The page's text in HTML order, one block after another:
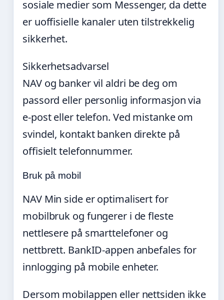
sosiale medier som Messenger, da dette
er uoffisielle kanaler uten tilstrekkelig
sikkerhet.
Sikkerhetsadvarsel
NAV og banker vil aldri be deg om
passord eller personlig informasjon via
e-post eller telefon. Ved mistanke om
svindel, kontakt banken direkte på
offisielt telefonnummer.
Bruk på mobil
NAV Min side er optimalisert for
mobilbruk og fungerer i de fleste
nettlesere på smarttelefoner og
nettbrett. BankID-appen anbefales for
innlogging på mobile enheter.
Dersom mobilappen eller nettsiden ikke